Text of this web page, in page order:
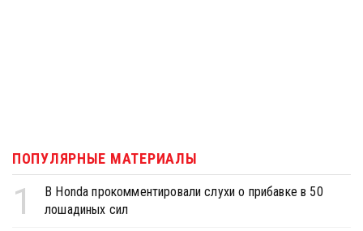
ПОПУЛЯРНЫЕ МАТЕРИАЛЫ
1
В Honda прокомментировали слухи о прибавке в 50
лошадиных сил